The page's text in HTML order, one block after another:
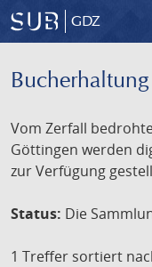
GDZ
Bucherhaltung
Vom Zerfall
Göttingen werden
zur Verfügung
Status: Die
1 Treffer sortiert